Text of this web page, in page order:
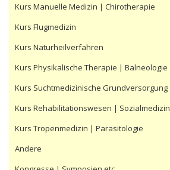
Kurs Manuelle Medizin | Chirotherapie
Kurs Flugmedizin
Kurs Naturheilverfahren
Kurs Physikalische Therapie | Balneologie
Kurs Suchtmedizinische Grundversorgung
Kurs Rehabilitationswesen | Sozialmedizin
Kurs Tropenmedizin | Parasitologie
Andere